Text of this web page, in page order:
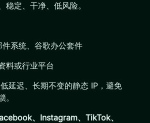
稳定、干净、低风险。
系统、谷歌办公套件
料或行业平台
延迟、长期不变的静态 IP，避免
、Instagram、TikTok、